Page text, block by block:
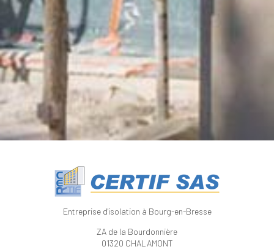
Entreprise d'isolation à Bourg-en-Bresse
ZA de la Bourdonnière
01320 CHALAMONT